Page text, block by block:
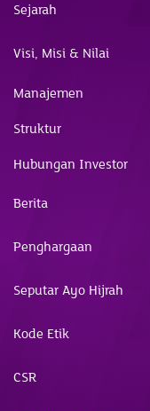
Sejarah
Visi, Misi & Nilai
Manajemen
Struktur
Hubungan Investor
Berita
Penghargaan
Seputar Ayo Hijrah
Kode Etik
CSR